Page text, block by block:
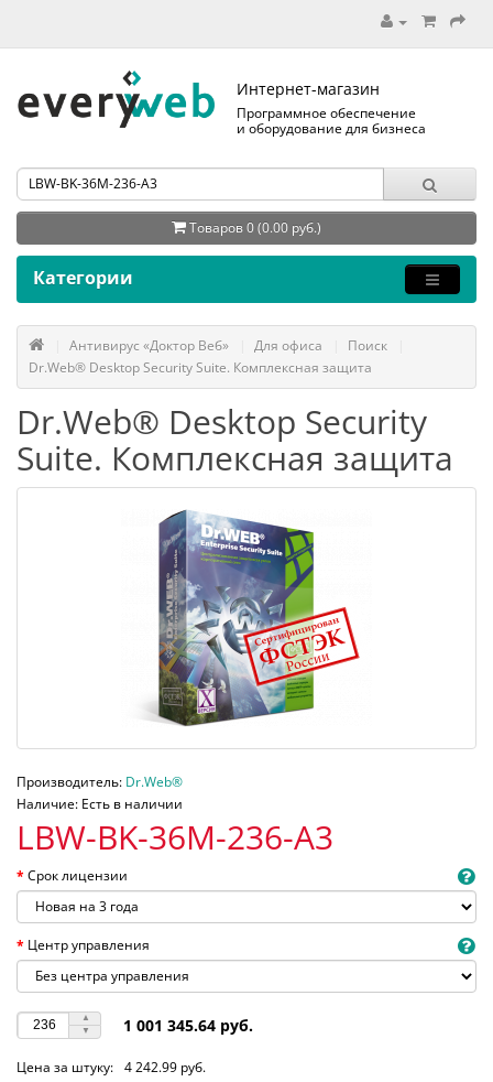
Интернет-магазин
Программное обеспечение
и оборудование для бизнеса
Товаров 0 (0.00 руб.)
Категории
Антивирус «Доктор Веб» Для офиса
Поиск
Dr.Web® Desktop Security Suite. Комплексная защита
Dr.Web® Desktop Security
Suite. Комплексная защита
Производитель: Dr.Web®
Наличие: Есть в наличии
LBW-BK-36M-236-A3
Срок лицензии
Центр управления
1 001 345.64 руб.
Цена за штуку: 4 242.99 руб.